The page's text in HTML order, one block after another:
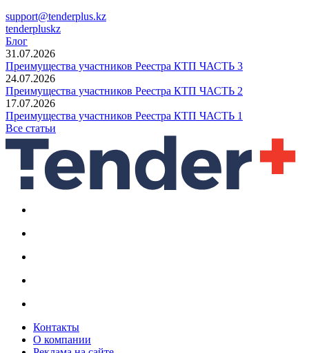
support@tenderplus.kz
tenderpluskz
Блог
31.07.2026
Преимущества участников Реестра КТП ЧАСТЬ 3
24.07.2026
Преимущества участников Реестра КТП ЧАСТЬ 2
17.07.2026
Преимущества участников Реестра КТП ЧАСТЬ 1
Все статьи
Контакты
О компании